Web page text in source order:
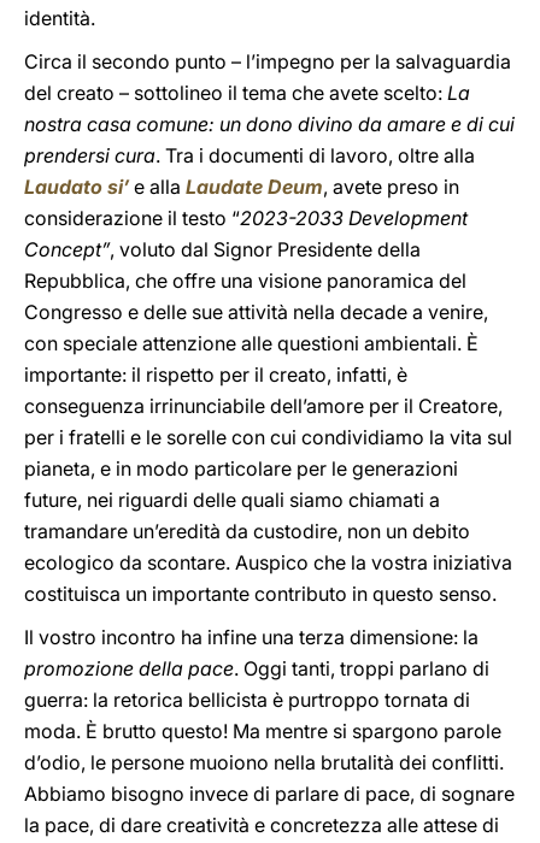
identità.
Circa il secondo punto – l’impegno per la salvaguardia
del creato – sottolineo il tema che avete scelto: La
nostra casa comune: un dono divino da amare e di cui
prendersi cura. Tra i documenti di lavoro, oltre alla
Laudato si’e alla Laudate Deum, avete preso in
considerazione il testo “2023-2033 Development
Concept”, voluto dal Signor Presidente della
Repubblica, che offre una visione panoramica del
Congresso e delle sue attività nella decade a venire,
con speciale attenzione alle questioni ambientali. È
importante: il rispetto per il creato, infatti, è
conseguenza irrinunciabile dell’amore per il Creatore,
per i fratelli e le sorelle con cui condividiamo la vita sul
pianeta, e in modo particolare per le generazioni
future, nei riguardi delle quali siamo chiamati a
tramandare un’eredità da custodire, non un debito
ecologico da scontare. Auspico che la vostra iniziativa
costituisca un importante contributo in questo senso.
Il vostro incontro ha infine una terza dimensione: la
promozione della pace. Oggi tanti, troppi parlano di
guerra: la retorica bellicista è purtroppo tornata di
moda. È brutto questo! Ma mentre si spargono parole
d’odio, le persone muoiono nella brutalità dei conflitti.
Abbiamo bisogno invece di parlare di pace, di sognare
la pace, di dare creatività e concretezza alle attese di